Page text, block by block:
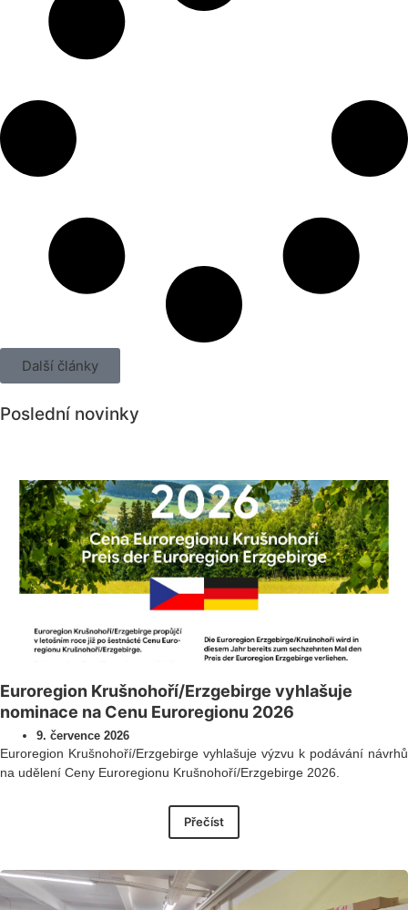
Další články
Poslední novinky
Euroregion Krušnohoří/Erzgebirge vyhlašuje
nominace na Cenu Euroregionu 2026
9. července 2026
Euroregion Krušnohoří/Erzgebirge vyhlašuje výzvu k podávání návrhů
na udělení Ceny Euroregionu Krušnohoří/Erzgebirge 2026.
Přečíst